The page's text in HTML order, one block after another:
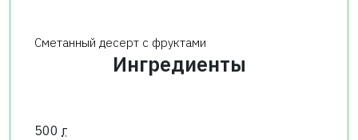
Сметанный десерт с фруктами
Ингредиенты
500 г